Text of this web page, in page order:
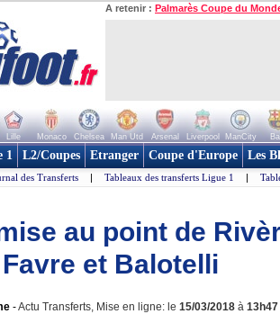
A retenir : Palmarès Coupe du
Lille Monaco Chelsea Man Utd Arsenal Liverpool ManCity
1 L2/Coupes Etranger Coupe d'Europe Les
des Transferts | Tableaux des transferts Ligue 1 |
au point de
et Balotelli
-Actu Transferts, Mise en ligne: le 15/03/2018 à 13h47